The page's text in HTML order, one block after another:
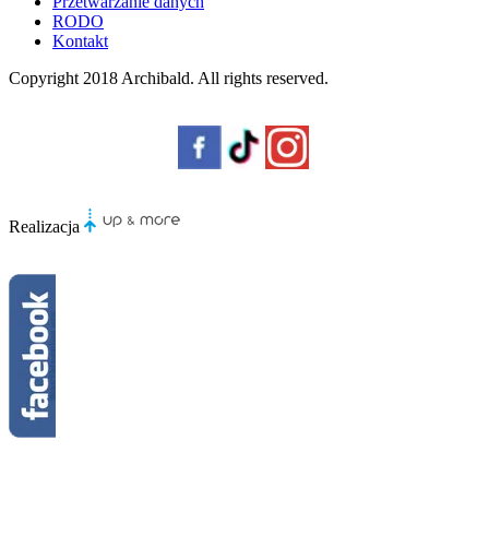
RODO
Kontakt
Copyright 2018 Archibald. All rights reserved.
Realizacja